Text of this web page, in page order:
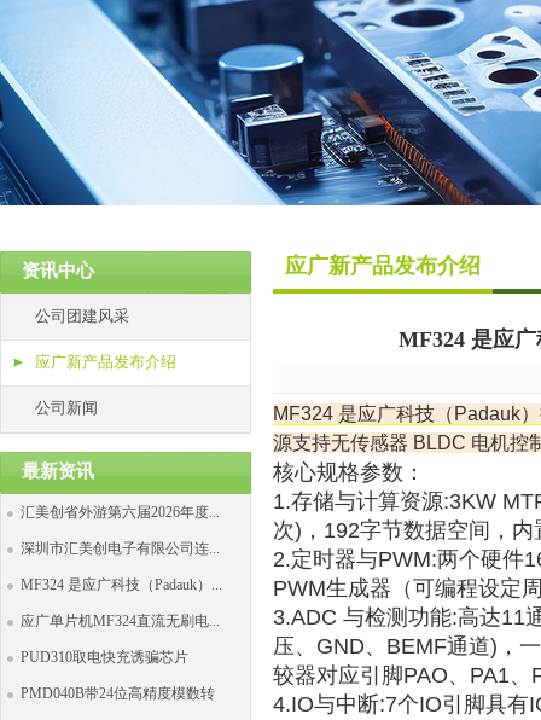
热门关键词：
资讯中心
公司团建风采
应广新产品发布介绍
公司新闻
最新资讯
汇美创省外游第六届2026年度...
深圳市汇美创电子有限公司连...
MF324 是应广科技（Padauk）...
应广单片机MF324直流无刷电...
PUD310取电快充诱骗芯片
PMD040B带24位高精度模数转
应广新产品发布介绍
MF324 是应
MF324 是应广科技 （ Padauk
源支持无传感器 BLDC 电机控
核心规格参数：
1.存储与计算资源:3KW
次)，192字节数据空间，
2.定时器与PWM:两个硬件
PWM生成器（可编程设定
3.ADC 与检测功能:高达11
压、GND、BEMF通道)，
较器对应引脚PAO、PA1、
4.IO与中断:7个IO引脚具有